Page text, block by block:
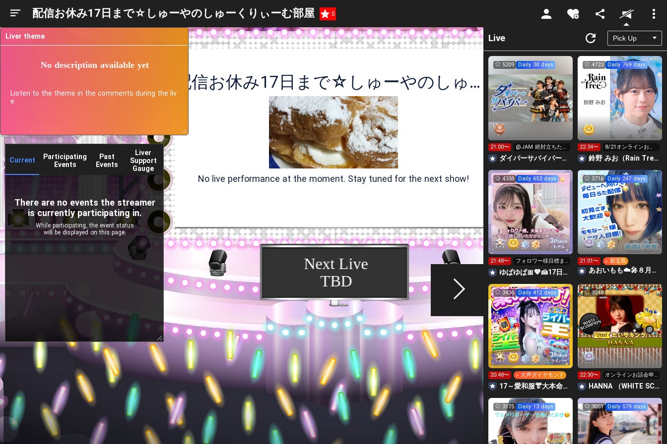
配信お休み17日まで☆しゅーやのしゅーくりぃーむ部屋 0
Unmute
配信お休み17日まで☆しゅーやのしゅーくりぃーむ部屋
No live performance at the moment. Stay tuned for the next show!
Current
Participating
Events
Past
Events
Liver
Support
Gauge
There are no events the streamer
is currently participating in.
While participating, the event status
will be displayed on this page.
Liver theme
No description available yet
Listen to the theme in the comments during the liv
e
Live
5209 Daily 38 days
21:00〜
@JAM 絶対立ちた
い‼️1位目指してます
🔥
‪ダイバーサバイバー【公式】
4723 Daily 769 days
22:34〜
8/21オンラインお話
し会🎀
鈴野 みお（Rain Tree）
3Place
モデル
4338 Daily 653 days
21:48〜
フォロワー様目標ま
であと18人‼️大募集中
です🥰
ゆぱゆぱ🎀💖🍰17日〜大本命🔥CanCamリベンジ超絶ガチ🔥
3716 Daily 247 days
21:01〜 ♪ 新宝島
あおいもも☁️🎤８月ももなー🐈様募集中🍑
3Place
ライバー
3436 Daily 412 days
20:48〜 ♪ 大声ダイヤモンド
17～愛和服👘大本命♡超絶ガチ🔥絶対1位🥇💐💜RUNA💜
3248
22:30〜
オンラインお話会申
し込み開始中
HANNA （WHITE SCORPION）
3175 Daily 13 days 3051 Daily 579 days